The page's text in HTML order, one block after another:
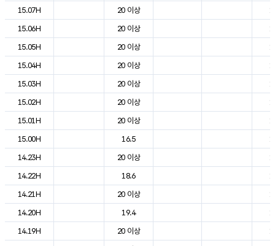
15.07H
20 이상
15.06H
20 이상
15.05H
20 이상
15.04H
20 이상
15.03H
20 이상
15.02H
20 이상
15.01H
20 이상
15.00H
16.5
14.23H
20 이상
14.22H
18.6
14.21H
20 이상
14.20H
19.4
14.19H
20 이상